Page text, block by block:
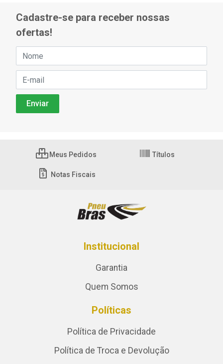
Cadastre-se para receber nossas
ofertas!
Meus Pedidos Títulos
Notas Fiscais
Institucional
Garantia
Quem Somos
Políticas
Política de Privacidade
Política de Troca e Devolução